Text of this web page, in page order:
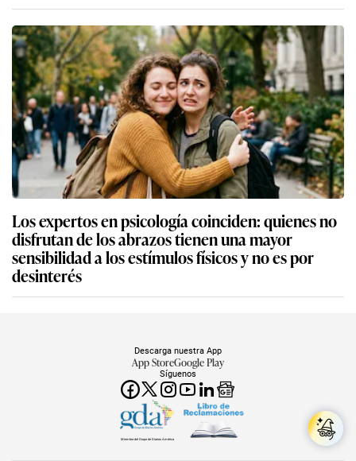
Los expertos en psicología coinciden: quienes no
disfrutan de los abrazos tienen una mayor
sensibilidad a los estímulos físicos y no es por
desinterés
Síguenos
Descarga nuestra App
App StoreGoogle Play
Miembro del Grupo de Diarios América